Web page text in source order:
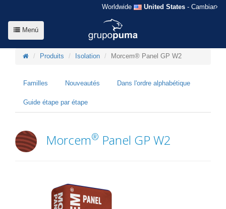
Worldwide United States - Cambiar
Menú
Produits Isolation Morcem® Panel GP W2
Familles Nouveautés Dans l'ordre alphabétique
Guide étape par étape
Morcem® Panel GP W2